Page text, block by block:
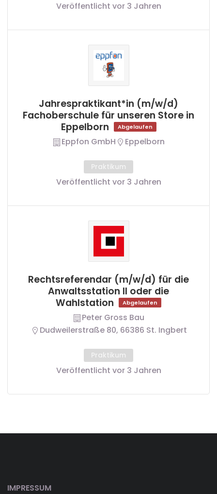
Veröffentlicht vor 3 Jahren
Jahrespraktikant*in (m/w/d)
Fachoberschule für unseren Store in
Eppelborn
Abgelaufen
Eppfon GmbH Eppelborn
Praktikum
Veröffentlicht vor 3 Jahren
Rechtsreferendar (m/w/d) für die
Anwaltsstation II oder die
Wahlstation
Abgelaufen
Peter Gross Bau
Dudweilerstraße 80, 66386 St. Ingbert
Praktikum
Veröffentlicht vor 3 Jahren
IMPRESSUM